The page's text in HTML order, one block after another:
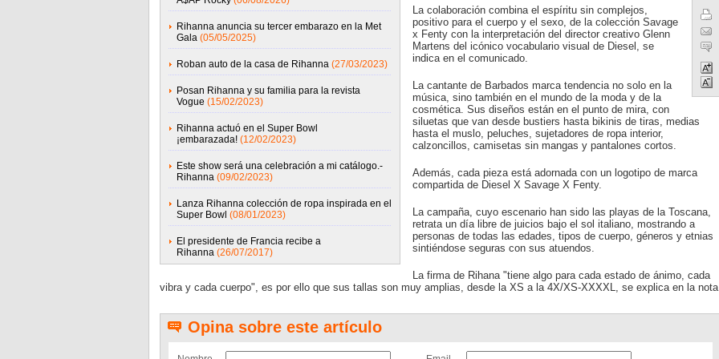
Rihanna anuncia su tercer embarazo en la Met
Gala (05/05/2025)
Roban auto de la casa de Rihanna (27/03/2023)
Posan Rihanna y su familia para la revista
Vogue (15/02/2023)
Rihanna actuó en el Super Bowl
¡embarazada! (12/02/2023)
Este show será una celebración a mi catálogo.-
Rihanna (09/02/2023)
Lanza Rihanna colección de ropa inspirada en el
Super Bowl (08/01/2023)
El presidente de Francia recibe a
Rihanna (26/07/2017)
La colaboración combina el espíritu sin complejos,
positivo para el cuerpo y el sexo, de la colección Savage
x Fenty con la interpretación del director creativo Glenn
Martens del icónico vocabulario visual de Diesel, se
indica en el comunicado.
La cantante de Barbados marca tendencia no solo en la
música, sino también en el mundo de la moda y de la
cosmética. Sus diseños están en el punto de mira, con
siluetas que van desde bustiers hasta bikinis de tiras, medias
hasta el muslo, peluches, sujetadores de ropa interior,
calzoncillos, camisetas sin mangas y pantalones cortos.
Además, cada pieza está adornada con un logotipo de marca
compartida de Diesel X Savage X Fenty.
La campaña, cuyo escenario han sido las playas de la Toscana,
retrata un día libre de juicios bajo el sol italiano, mostrando a
personas de todas las edades, tipos de cuerpo, géneros y etnias
sintiéndose seguras con sus atuendos.
La firma de Rihana "tiene algo para cada estado de ánimo, cada
vibra y cada cuerpo", es por ello que sus tallas son muy amplias, desde la XS a la 4X/XS-XXXXL, se explica en la
Opina sobre este artículo